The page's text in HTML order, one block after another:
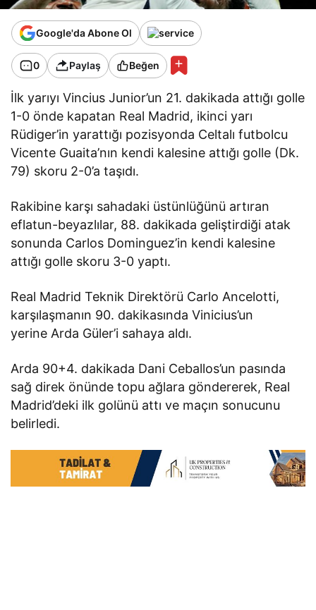
Google'da Abone Ol
0 Paylaş Beğen
İlk yarıyı Vincius Junior’un 21. dakikada attığı golle
1-0 önde kapatan Real Madrid, ikinci yarı
Rüdiger’in yarattığı pozisyonda Celtalı futbolcu
Vicente Guaita’nın kendi kalesine attığı golle (Dk.
79) skoru 2-0’a taşıdı.
Rakibine karşı sahadaki üstünlüğünü artıran
eflatun-beyazlılar, 88. dakikada geliştirdiği atak
sonunda Carlos Dominguez’in kendi kalesine
attığı golle skoru 3-0 yaptı.
Real Madrid Teknik Direktörü Carlo Ancelotti,
karşılaşmanın 90. dakikasında Vinicius’un
yerine Arda Güler’i sahaya aldı.
Arda 90+4. dakikada Dani Ceballos’un pasında
sağ direk önünde topu ağlara göndererek, Real
Madrid’deki ilk golünü attı ve maçın sonucunu
belirledi.